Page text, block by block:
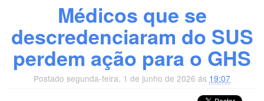
Médicos que se
descredenciaram do SUS
perdem ação para o GHS
Postado segunda-feira, 1 de junho de 2026 ás 19:07